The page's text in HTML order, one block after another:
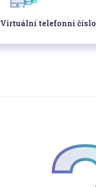
Virtuální telefonní číslo